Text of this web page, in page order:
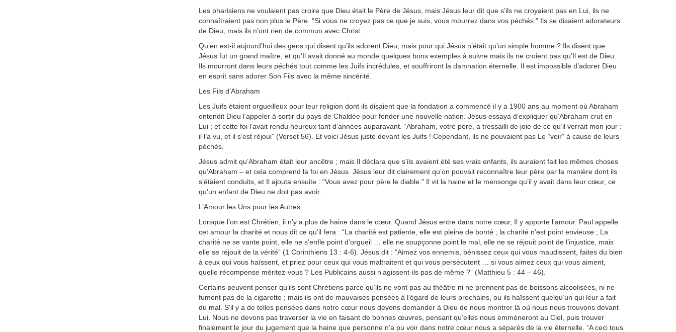
Les pharisiens ne voulaient pas croire que Dieu était le Père de Jésus, mais Jésus leur dit que s’ils ne croyaient pas en Lui, ils ne
connaîtraient pas non plus le Père. “Si vous ne croyez pas ce que je suis, vous mourrez dans vos péchés.” Ils se disaient adorateurs
de Dieu, mais ils n’ont rien de commun avec Christ.
Qu’en est-il aujourd’hui des gens qui disent qu’ils adorent Dieu, mais pour qui Jésus n’était qu’un simple homme ? Ils disent que
Jésus fut un grand maître, et qu’Il avait donné au monde quelques bons exemples à suivre mais ils ne croient pas qu’Il est de Dieu.
Ils mourront dans leurs péchés tout comme les Juifs incrédules, et souffriront la damnation éternelle. Il est impossible d’adorer Dieu
en esprit sans adorer Son Fils avec la même sincérité.
Les Fils d’Abraham
Les Juifs étaient orgueilleux pour leur religion dont ils disaient que la fondation a commencé il y a 1900 ans au moment où Abraham
entendit Dieu l’appeler à sortir du pays de Chaldée pour fonder une nouvelle nation. Jésus essaya d’expliquer qu’Abraham crut en
Lui ; et cette foi l’avait rendu heureux tant d’années auparavant. “Abraham, votre père, a tressailli de joie de ce qu’il verrait mon jour :
il l’a vu, et il s’est réjoui” (Verset 56). Et voici Jésus juste devant les Juifs ! Cependant, ils ne pouvaient pas Le “voir” à cause de leurs
péchés.
Jésus admit qu’Abraham était leur ancêtre ; mais Il déclara que s’ils avaient été ses vrais enfants, ils auraient fait les mêmes choses
qu’Abraham – et cela comprend la foi en Jésus. Jésus leur dit clairement qu’on pouvait reconnaître leur père par la manière dont ils
s’étaient conduits, et Il ajouta ensuite : “Vous avez pour père le diable.” Il vit la haine et le mensonge qu’il y avait dans leur cœur, ce
qu’un enfant de Dieu ne doit pas avoir.
L’Amour les Uns pour les Autres
Lorsque l’on est Chrétien, il n’y a plus de haine dans le cœur. Quand Jésus entre dans notre cœur, Il y apporte l’amour. Paul appelle
cet amour la charité et nous dit ce qu’il fera : “La charité est patiente, elle est pleine de bonté ; la charité n’est point envieuse ; La
charité ne se vante point, elle ne s’enfle point d’orgueil … elle ne soupçonne point le mal, elle ne se réjouit point de l’injustice, mais
elle se réjouit de la vérité” (1 Corinthiens 13 : 4-6). Jésus dit : “Aimez vos ennemis, bénissez ceux qui vous maudissent, faites du bien
à ceux qui vous haïssent, et priez pour ceux qui vous maltraitent et qui vous persécutent … si vous aimez ceux qui vous aiment,
quelle récompense méritez-vous ? Les Publicains aussi n’agissent-ils pas de même ?” (Matthieu 5 : 44 – 46).
Certains peuvent penser qu’ils sont Chrétiens parce qu’ils ne vont pas au théâtre ni ne prennent pas de boissons alcoolisées, ni ne
fument pas de la cigarette ; mais ils ont de mauvaises pensées à l’égard de leurs prochains, ou ils haïssent quelqu’un qui leur a fait
du mal. S’il y a de telles pensées dans notre cœur nous devons demander à Dieu de nous montrer là où nous nous trouvons devant
Lui. Nous ne devons pas traverser la vie en faisant de bonnes œuvres, pensant qu’elles nous emmèneront au Ciel, puis trouver
finalement le jour du jugement que la haine que personne n’a pu voir dans notre cœur nous a séparés de la vie éternelle. “A ceci tous